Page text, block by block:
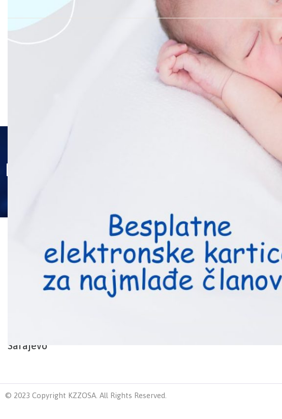
Provjerite status vaše elektronske
Sarajevo
O nama
U cilju ostvarivanja prava i
osiguravanja sredstava iz obaveznog
© 2023 Copyright KZZOSA. All Rights Reserved.